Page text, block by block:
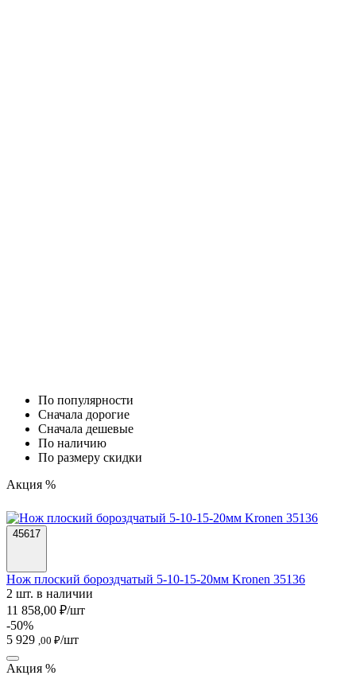
По популярности
Cначала дорогие
Cначала дешевые
По наличию
По размеру скидки
Акция %
45617
Нож плоский бороздчатый 5-10-15-20мм Kronen 35136
2 шт. в наличии
11 858,00 ₽/шт
-50%
5 929 ,00 ₽/шт
Акция %